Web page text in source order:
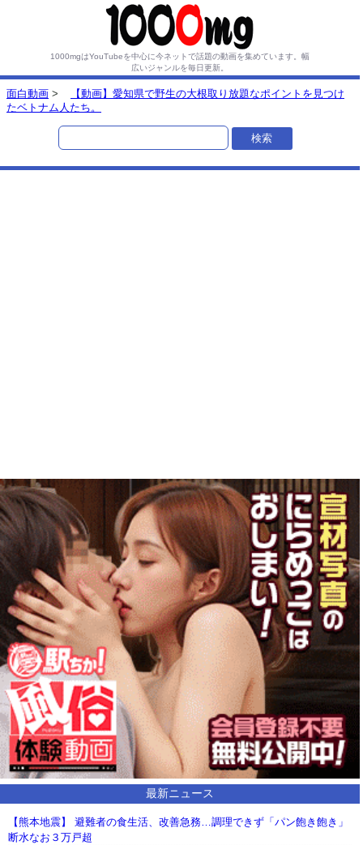
1000mgはYouTubeを中心に今ネットで話題の動画を集めています。 幅
広いジャンルを毎日更新。
面白動画 >
【動画】愛知県で野生の大根取り放題なポイントを見つけ
たベトナム人たち。
最新ニュース
【熊本地震】 避難者の食生活、改善急務…調理できず「パン飽き飽き」
断水なお３万戸超